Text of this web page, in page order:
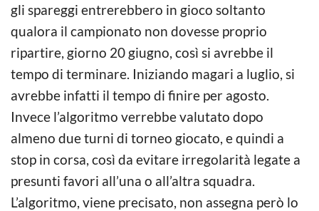
gli spareggi entrerebbero in gioco soltanto
qualora il campionato non dovesse proprio
ripartire, giorno 20 giugno, così si avrebbe il
tempo di terminare. Iniziando magari a luglio, si
avrebbe infatti il tempo di finire per agosto.
Invece l’algoritmo verrebbe valutato dopo
almeno due turni di torneo giocato, e quindi a
stop in corsa, così da evitare irregolarità legate a
presunti favori all’una o all’altra squadra.
L’algoritmo, viene precisato, non assegna però lo